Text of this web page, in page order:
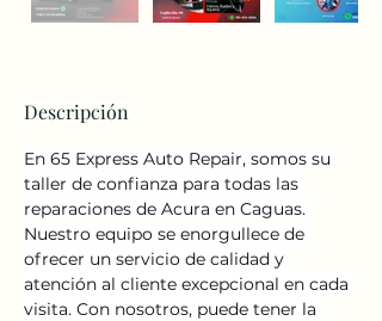
Descripción
En 65 Express Auto Repair, somos su
taller de confianza para todas las
reparaciones de Acura en Caguas.
Nuestro equipo se enorgullece de
ofrecer un servicio de calidad y
atención al cliente excepcional en cada
visita. Con nosotros, puede tener la